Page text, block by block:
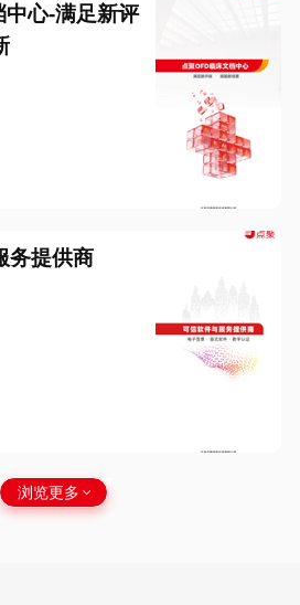
中心-满足新评
务提供商
浏览更多